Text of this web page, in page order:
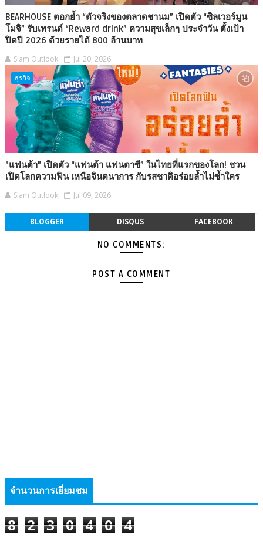
BEARHOUSE ตอกย้ำ “ตัวจริงของตลาดชานม” เปิดตัว “ซิลเวอร์มูน
โมจิ” รับเทรนด์ “Reward drink” ความสุขเล็กๆ ประจำวัน ตั้งเป้า
ปิดปี 2026 ด้วยรายได้ 800 ล้านบาท
Siam Outlook Jul 20, 2026
ธุรกิจ
"แฟนต้า" เปิดตัว “แฟนต้า แฟนตาซี” ในไทยที่แรกของโลก! ชวน
เปิดโลกความฟิน เหนือจินตนาการ กับรสชาติอร่อยล้ำไม่ซ้ำใคร
Siam Outlook Jul 09, 2026
BLOGGER DISQUS FACEBOOK
NO COMMENTS:
POST A COMMENT
จำนวนการเยี่ยมชม
8 2 3 0 4 0 4